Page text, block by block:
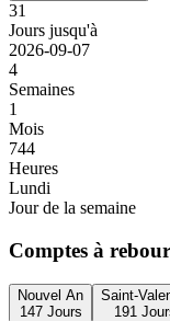
31
Jours jusqu'à
2026-09-07
4
Semaines
1
Mois
744
Heures
Lundi
Jour de la semaine
Comptes à
Nouvel An
147 Jours
Saint-
191